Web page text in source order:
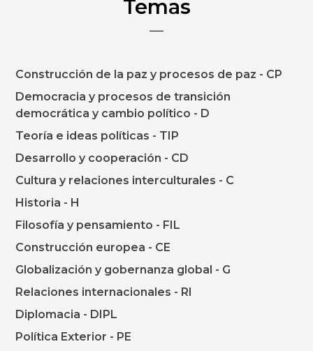
Temas
Construcción de la paz y procesos de paz - CP
Democracia y procesos de transición
democrática y cambio político - D
Teoría e ideas políticas - TIP
Desarrollo y cooperación - CD
Cultura y relaciones interculturales - C
Historia - H
Filosofía y pensamiento - FIL
Construcción europea - CE
Globalización y gobernanza global - G
Relaciones internacionales - RI
Diplomacia - DIPL
Política Exterior - PE